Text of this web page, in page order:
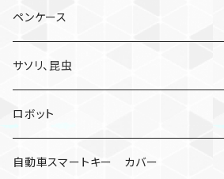
ペンケース
サソリ、昆虫
サソリ
クモ
ロボット
自動車スマートキー カバー